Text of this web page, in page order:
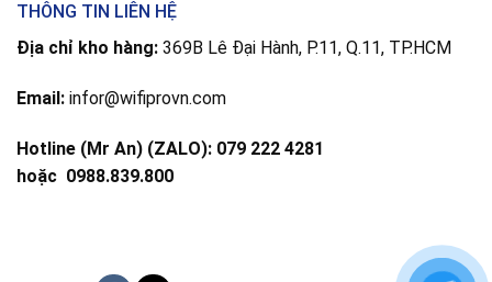
THÔNG TIN LIÊN HỆ
Địa chỉ kho hàng: 369B Lê Đại Hành, P.11, Q.11, TP.HCM
Email: infor@wifiprovn.com
Hotline (Mr An) (ZALO): 079 222 4281
hoặc 0988.839.800